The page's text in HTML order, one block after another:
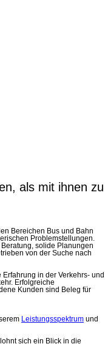
als mit ihnen zu
Bereichen Bus und Bahn
Problemstellungen.
solide Planungen
von der Suche nach
in der Verkehrs- und
Erfolgreiche
Kunden sind Beleg für
Leistungsspektrum und
sich ein Blick in die